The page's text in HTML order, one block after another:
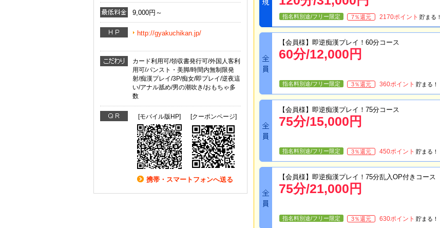
9,000円～
http://gyakuchikan.jp/
カード利用可/領収書発行可/外国人客利
用可/パンスト・美脚/時間内無制限発
射/痴漢プレイ/3P/痴女/即プレイ/逆夜這
い/アナル舐め/男の潮吹き/おもちゃ多
数
[モバイル版HP] [クーポンページ]
携帯・スマートフォンへ送る
指名料別途/フリー限定 7％還元 2170ポイント 貯まる！
【会員様】即逆痴漢プレイ！60分コース
60分/12,000 円
指名料別途/フリー限定 3％還元 360ポイント 貯まる！
【会員様】即逆痴漢プレイ！75分コース
75分/15,000 円
指名料別途/フリー限定 3％還元 450ポイント 貯まる！
【会員様】即逆痴漢プレイ！75分乱入OP付きコース
75分/21,000 円
指名料別途/フリー限定 3％還元 630ポイント 貯まる！